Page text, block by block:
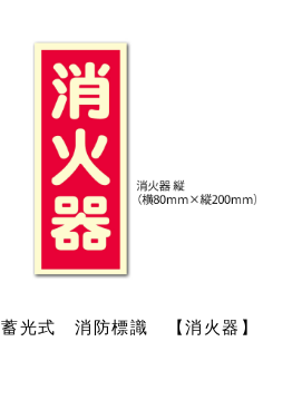
蓄光式 消防標識 【消火器】